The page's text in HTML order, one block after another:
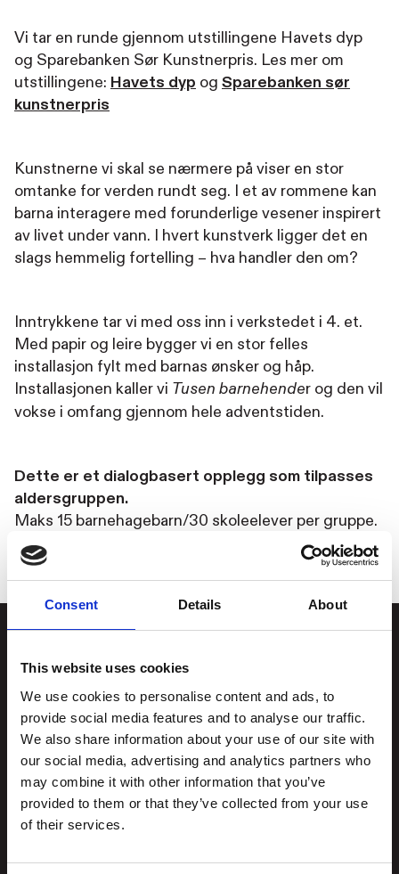
Consent Details About
This website uses cookies
We use cookies to personalise content and ads, to
provide social media features and to analyse our traffic.
We also share information about your use of our site with
our social media, advertising and analytics partners who
may combine it with other information that you’ve
provided to them or that they’ve collected from your use
of their services.
Vi tar en runde gjennom utstillingene Havets dyp
og Sparebanken Sør Kunstnerpris. Les mer om
utstillingene: Havets dyp og Sparebanken sør
kunstnerpris
Kunstnerne vi skal se nærmere på viser en stor
omtanke for verden rundt seg. I et av rommene kan
barna interagere med forunderlige vesener inspirert
av livet under vann. I hvert kunstverk ligger det en
slags hemmelig fortelling – hva handler den om?
Inntrykkene tar vi med oss inn i verkstedet i 4. et.
Med papir og leire bygger vi en stor felles
installasjon fylt med barnas ønsker og håp.
Installasjonen kaller vi Tusen barnehender og den vil
vokse i omfang gjennom hele adventstiden.
Dette er et dialogbasert opplegg som tilpasses
aldersgruppen.
Maks 15 barnehagebarn/30 skoleelever per gruppe.
Stiftelsen
Kunstsilo
Sjølystveien 8,
4610 Kristiansand
Kontakt oss:
post@kunstsilo.no
Kunstsilo
Sjølystveien 8
4610 Kristiansand
NORWAY